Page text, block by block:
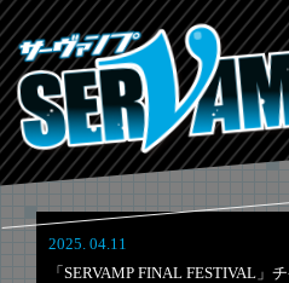
2025. 04.11
「SERVAMP FINAL FESTIVAL」